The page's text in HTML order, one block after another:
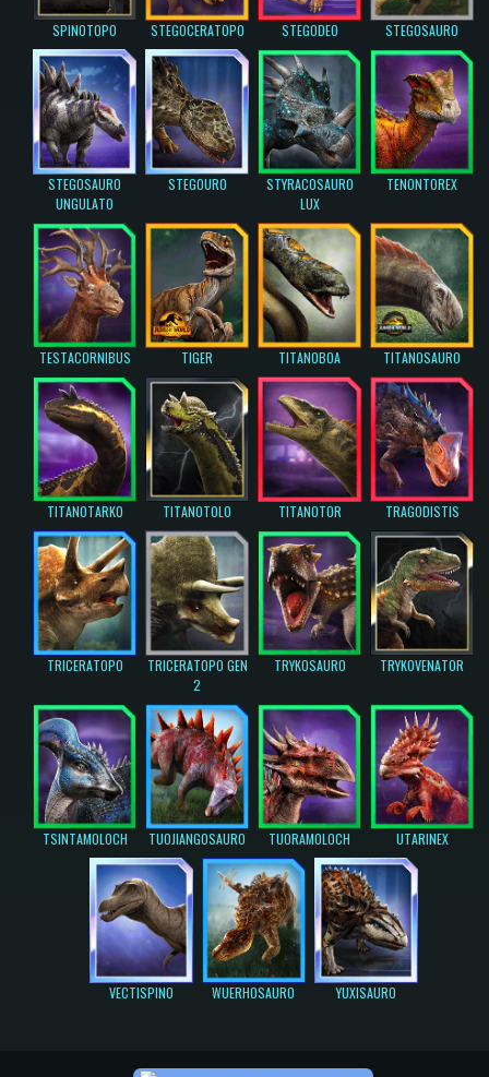
SPINOTOPO STEGOCERATOPO STEGODEO STEGOSAURO
STEGOSAURO
UNGULATO
STEGOURO
STYRACOSAURO
LUX
TENONTOREX
TESTACORNIBUS TIGER TITANOBOA TITANOSAURO
TITANOTARKO TITANOTOLO TITANOTOR TRAGODISTIS
TRICERATOPO
TRICERATOPO GEN
2
TRYKOSAURO TRYKOVENATOR
TSINTAMOLOCH TUOJIANGOSAURO TUORAMOLOCH UTARINEX
VECTISPINO WUERHOSAURO YUXISAURO